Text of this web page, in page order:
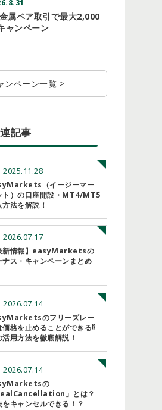
ペア取引で最大2,000
ャンペーン
ンペーン一覧 >
記事
2025.11.28
（イージーマー
ト）の口座開設・MT4/MT5
法を解説！
2026.07.17
新情報】easyMarketsの
ナス・キャンペーンまとめ
2026.07.14
のフリーズレー
価格を止めることができる⁉︎
活用方法を徹底解説！
2026.07.14
の
」とは？
をキャンセルできる！？